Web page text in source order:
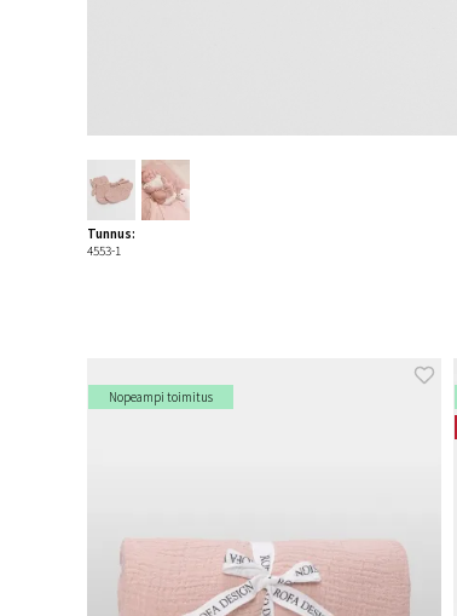
Tunnus:
4553-1
Nopeampi toimitus